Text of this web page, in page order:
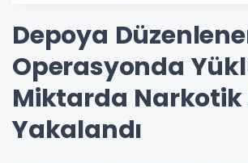
Depoya
Operasyonda
Miktarda Narkotik
Yakalandı